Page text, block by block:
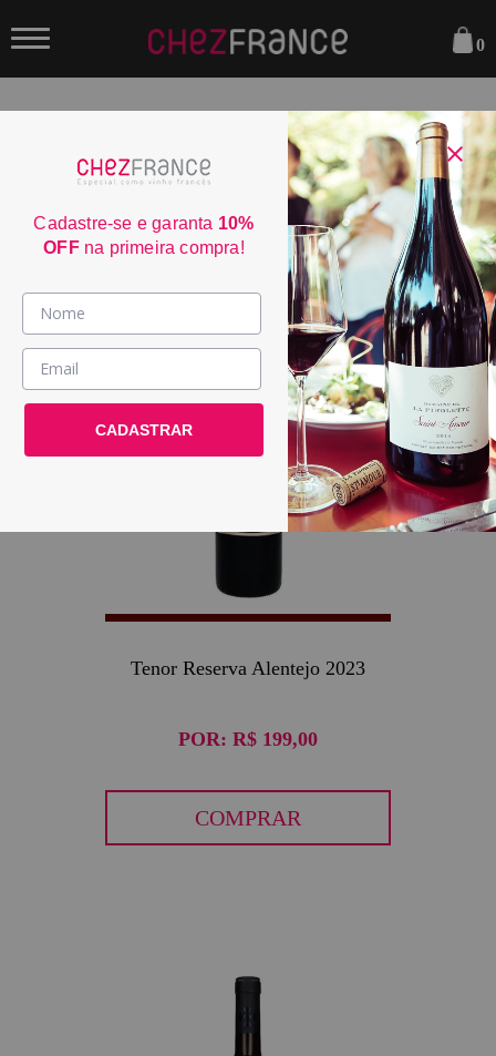
Vinhos >
País / Região >
Le Club >
0
ORDENAR POR:
Tenor Reserva Alentejo 2023
POR: R$ 199,00
COMPRAR
Cadastre-se e garanta 10%
OFFna primeira compra!
CADASTRAR